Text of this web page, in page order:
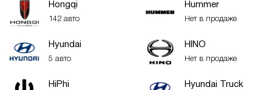
Hongqi
142 авто
Hummer
Нет в продаже
Hyundai
5 авто
HINO
Нет в продаже
HiPhi Hyundai Truck